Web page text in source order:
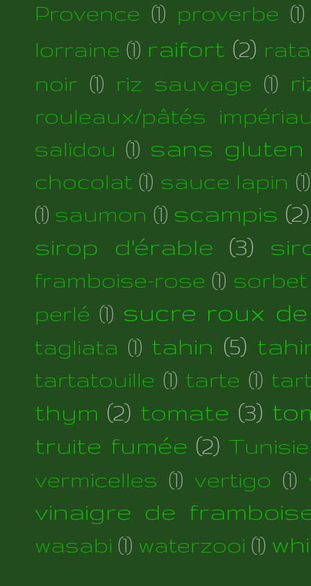
Provence (1) proverbe (1)
lorraine (1) raifort (2)
noir (1) riz sauvage (1)
rouleaux/pâtés
salidou (1) sans gluten
chocolat (1) sauce lapin (1)
(1) saumon (1) scampis (2)
sirop d'érable
(3)
framboise-rose (1)
perlé (1) sucre roux
tagliata (1) tahin (5)
tartatouille (1) tarte (1)
thym (2) tomate (3)
truite fumée (2) Tunisie
vermicelles (1) vertigo (1)
vinaigre de
wasabi (1) waterzooi (1)